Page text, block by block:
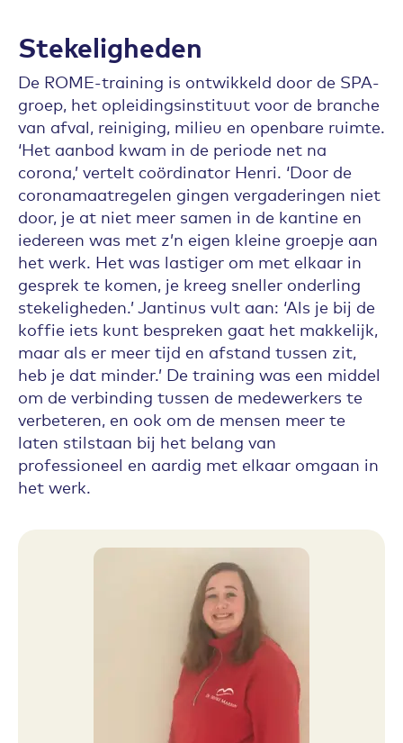
Stekeligheden
De ROME-training is ontwikkeld door de SPA-
groep, het opleidingsinstituut voor de branche
van afval, reiniging, milieu en openbare ruimte.
‘Het aanbod kwam in de periode net na
corona,’ vertelt coördinator Henri. ‘Door de
coronamaatregelen gingen vergaderingen niet
door, je at niet meer samen in de kantine en
iedereen was met z’n eigen kleine groepje aan
het werk. Het was lastiger om met elkaar in
gesprek te komen, je kreeg sneller onderling
stekeligheden.’ Jantinus vult aan: ‘Als je bij de
koffie iets kunt bespreken gaat het makkelijk,
maar als er meer tijd en afstand tussen zit,
heb je dat minder.’ De training was een middel
om de verbinding tussen de medewerkers te
verbeteren, en ook om de mensen meer te
laten stilstaan bij het belang van
professioneel en aardig met elkaar omgaan in
het werk.